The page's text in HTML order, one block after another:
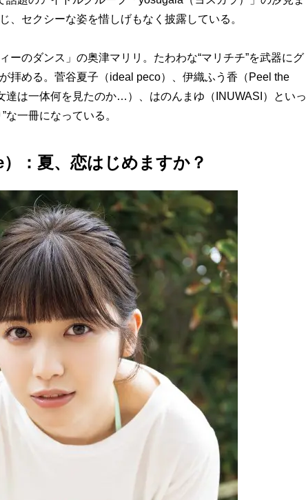
、セクシーな姿を惜しげもなく披露している。
のダンス」の奥津マリリ。たわわな“マリチチ”を武器にグ
拝める。菅谷夏子（ideal peco）、伊織ふう香（Peel the
達は一体何を見たのか…）、はのんまゆ（INUWASI）といっ
一冊になっている。
：夏、恋はじめますか？